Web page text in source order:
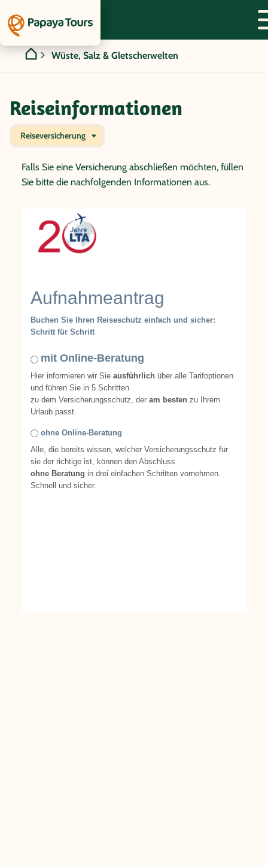
Wüste, Salz & Gletscherwelten
Reiseinformationen
Reiseversicherung
Falls Sie eine Versicherung abschließen möchten, füllen
Sie bitte die nachfolgenden Informationen aus.